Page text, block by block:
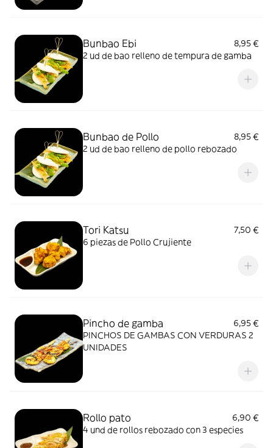
Bunbao Ebi
8,95 €
2 ud de bao relleno de tempura de gamba
Bunbao de Pollo
8,95 €
2 ud de bao relleno de pollo rebozado
Tori Katsu
7,50 €
6 piezas de Pollo Crujiente
Pincho de gamba
6,95 €
PINCHOS DE GAMBAS CON VERDURAS 2
UNIDADES
Rollo pato
6,90 €
4 und de rollos rebozado con 3 especies